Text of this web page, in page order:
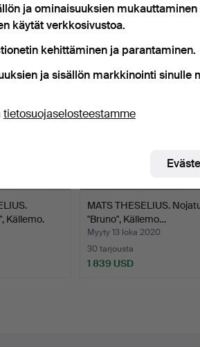
esineet, jotka
Källemo.
MATS THESELIUS.
"Bruno", Källemo…
Myyty 13 loka 2020
30 tarjousta
1 839 USD
ja ominaisuuksien
käytät verkkosivustoa.
kehittäminen ja parantaminen.
ja sisällön markkinointi sinulle
tietosuojaselosteestamme